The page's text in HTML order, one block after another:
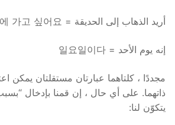
أريد الذهاب إلى الحديقة = 저는 공원에 가고 싶어요
إنه يوم الأحد = 일요일이다
مجددًا ، كلتاهما عبارتان مستقلتان يمكن
ذاتهما. على أي حال ، إن قمنا بإدخال
يتكوّن لنا: